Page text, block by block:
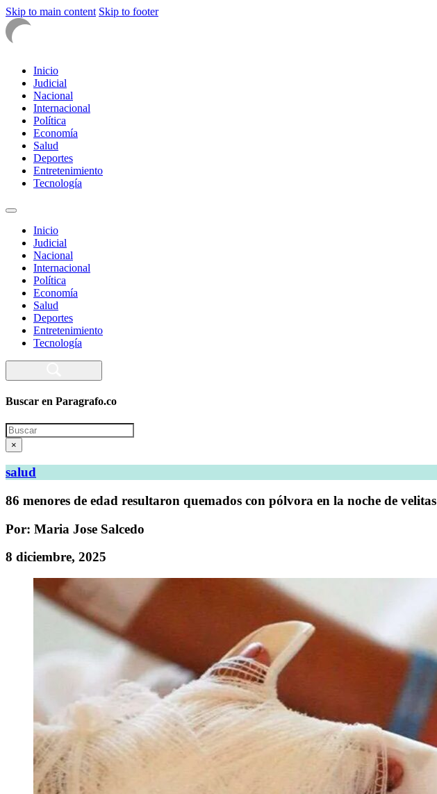
Skip to main content Skip to footer
Inicio
Judicial
Nacional
Internacional
Política
Economía
Salud
Deportes
Entretenimiento
Tecnología
Inicio
Judicial
Nacional
Internacional
Política
Economía
Salud
Deportes
Entretenimiento
Tecnología
Buscar en Paragrafo.co
Search
×
salud
86 menores de edad resultaron quemados con pólvora en la noche de velitas
Por: Maria Jose Salcedo
8 diciembre, 2025